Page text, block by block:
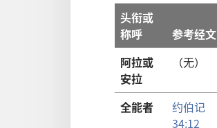
头衔或
称呼
参考经文
阿拉或
安拉
（无）
全能者
约伯记
34:12